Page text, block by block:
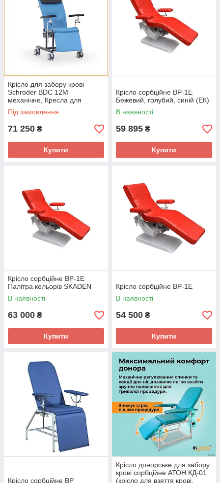
Крісло для забору крові
Schroder BDC 12M
механічне, Кресла для
донора, Донорське крісло,
Медичне крісло
Під замовлення
71 250 ₴
Купити
Крісло сорбційне ВР-1Е
Бежевий, голубий, синій (ЕК)
В наявності
59 895 ₴
Купити
Крісло сорбційне ВР-1Е
Палітра кольорів SKADEN
В наявності
63 000 ₴
Купити
Крісло сорбційне ВР-1Е
В наявності
54 500 ₴
Купити
Крісло сорбційне ВР
Крісло донорське для забору
крові сорбційне АТОН КД-01
(крісло для взяття крові,